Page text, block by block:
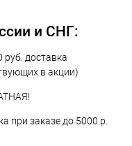
и СНГ:
доставка
в акции)
при заказе до 5000 р.